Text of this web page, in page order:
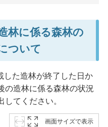
林に係る森林の
ついて
した造林が終了した日か
の造林に係る森林の状況
てください。
画面サイズで表示